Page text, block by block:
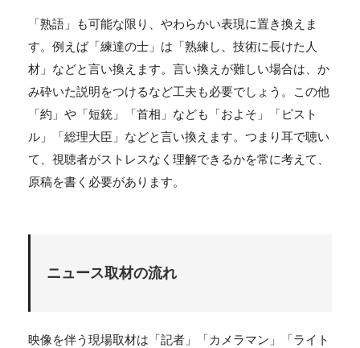
「熟語」も可能な限り、やわらかい表現に置き換えま
す。例えば「練達の士」は「熟練し、技術に長けた人
材」などと言い換えます。言い換えが難しい場合は、か
み砕いた説明をつけるなど工夫も必要でしょう。この他
「約」や「短銃」「首相」なども「およそ」「ピスト
ル」「総理大臣」などと言い換えます。つまり耳で聴い
て、視聴者がストレスなく理解できるかを常に考えて、
原稿を書く必要があります。
ニュース取材の流れ
映像を伴う現場取材は「記者」「カメラマン」「ライト